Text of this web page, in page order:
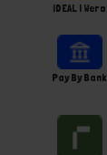
iDEAL | Wero
Pay By Bank